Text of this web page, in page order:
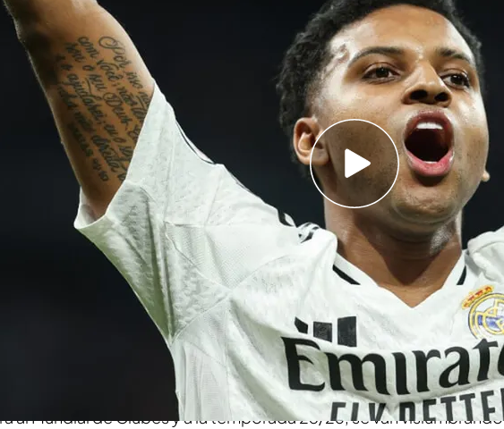
- 15:52h.
tendría la intención de cumplir su contrato, hasta junio de
reunirá con Xabi Alonso antes de tomar una decisión definitiva
Carvajal da la bienvenida a Xabi Alonso: "El tiempo dirá si es el
para revertir esta situación"
Entre todos los rumores de nuevos fichajes para el Real Madrid
al Mundial de Clubes y a la temporada 25/26, se van vislumbrando